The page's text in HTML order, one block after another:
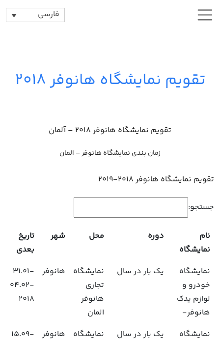
فارسی
تقویم نمایشگاه هانوفر 2018
تقویم نمایشگاه هانوفر 2018 – آلمان
زمان بندی نمایشگاه هانوفر – المان
تقویم نمایشگاه هانوفر 2018-2019
جستجو:
نام
نمایشگاه
دوره محل شهر
تاریخ
بعدی
نمایشگاه
خودرو و
لوازم یدک
هانوفر-
یک بار در سال
نمایشگاه
تجاری
هانوفر
المان
هانوفر
31.01-
04.02-
2018
نمایشگاه
یک بار در سال
نمایشگاه
هانوفر
15.09-